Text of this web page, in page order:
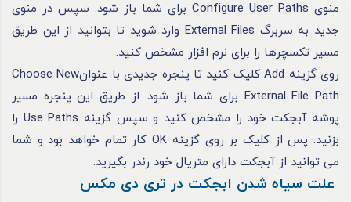
منوی Configure User Paths برای شما باز شود. سپس در منوی
جدید به سربرگ External Files وارد شوید تا بتوانید از این طریق
مسیر تکسچر‌ها را برای نرم‌ افزار مشخص کنید.
روی گزینه Add کلیک کنید تا پنجره جدیدی با عنوانChoose New
External File Path برای شما باز شود. از طریق این پنجره مسیر
پوشه آبجکت خود را مشخص کنید و سپس گزینه Use Paths را
بزنید. پس از کلیک بر روی گزینه OK کار تمام خواهد بود و شما
می‌ توانید از آبجکت دارای متریال خود رندر بگیرید.
علت سیاه شدن ابجکت در تری دی مکس